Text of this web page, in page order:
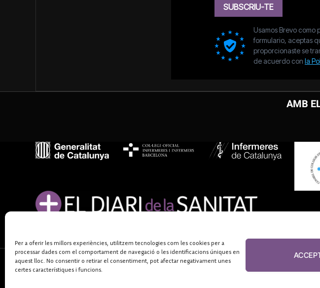
Per a oferir les millors experiències, utilitzem tecnologies com les cookies per a
processar dades com el comportament de navegació o les identificacions úniques en
aquest lloc. No consentir o retirar el consentiment, pot afectar negativament unes
certes característiques i funcions.
AMB